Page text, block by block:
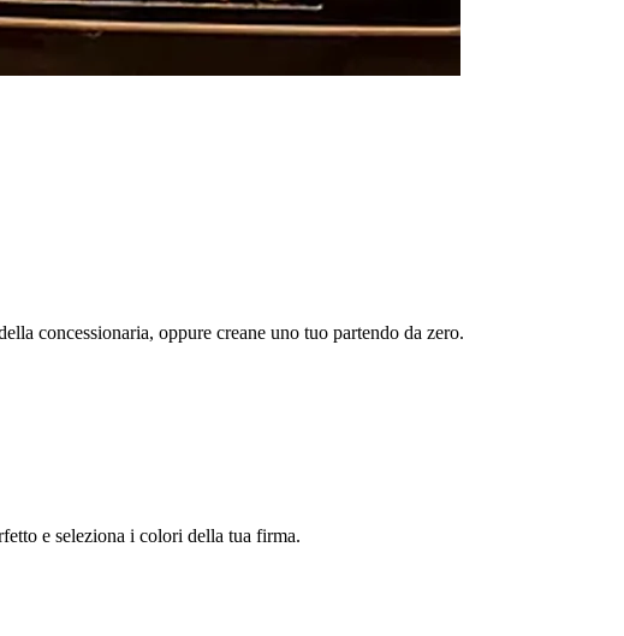
concessionaria, oppure creane uno tuo partendo da zero.
e seleziona i colori della tua firma.